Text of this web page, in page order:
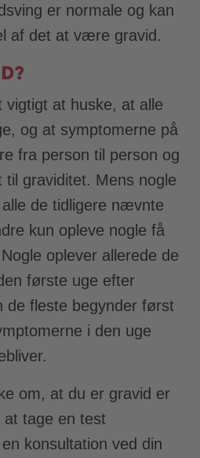
er normale og kan
af det at være gravid.
vigtigt at huske, at alle
og at symptomerne på
fra person til person og
til graviditet. Mens nogle
de tidligere nævnte
kun opleve nogle få
oplever allerede de
første uge efter
de fleste begynder først
i den uge
om, at du er gravid er
at tage en test
konsultation ved din